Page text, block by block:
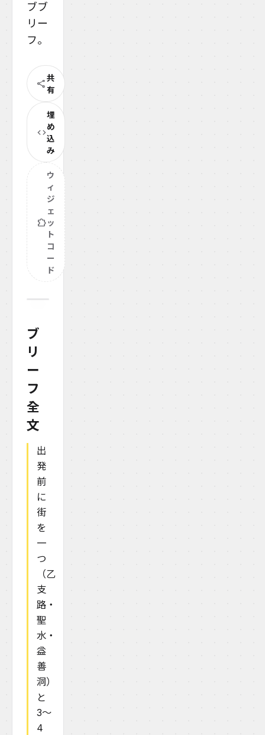
ブブ
リー
フ。
share共
有
code
埋
め
込
み
extension
ウ
ィ
ジ
ェ
ッ
ト
コ
ー
ド
ブ
リ
ー
フ
全
文
出
発
前
に
街
を
一
つ
（乙
支
路・
聖
水・
益
善
洞）
と
3〜
4